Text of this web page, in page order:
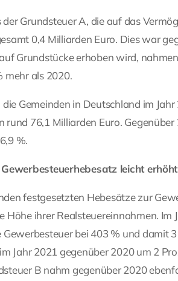
der Grundsteuer A, die auf das
0,4 Milliarden Euro. Dies war
Grundstücke erhoben wird,
mehr als 2020.
Gemeinden in Deutschland im
rund 76,1 Milliarden Euro.
%.
leicht erhöht
festgesetzten Hebesätze zur
Höhe ihrer Realsteuereinnahmen.
bei 403 % und damit
Jahr 2021 gegenüber 2020 um 2
B nahm gegenüber 2020